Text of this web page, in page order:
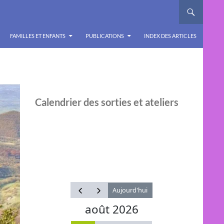
FAMILLES ET ENFANTS PUBLICATIONS INDEX DES ARTICLES
Calendrier des sorties et ateliers